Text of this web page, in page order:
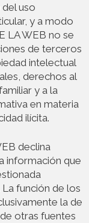
uso
y a modo
LA WEB no se
de terceros
intelectual
derechos al
y a la
en materia
ilícita.
declina
información que
función de los
la de
otras fuentes